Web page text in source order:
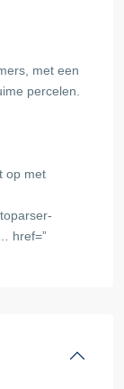
met een
percelen.
op met
href=”